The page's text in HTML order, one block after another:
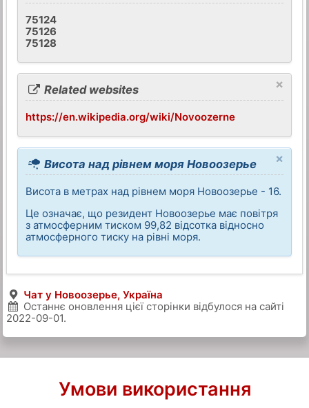
75124
75126
75128
×
Related websites
https://en.wikipedia.org/wiki/Novoozerne
×
Висота над рівнем моря Новоозерье
Висота в метрах над рівнем моря Новоозерье - 16.
Це означає, що резидент Новоозерье має повітря
з атмосферним тиском 99,82 відсотка відносно
атмосферного тиску на рівні моря.
Чат у Новоозерье, Україна
Останнє оновлення цієї сторінки відбулося на сайті
2022-09-01.
Умови використання